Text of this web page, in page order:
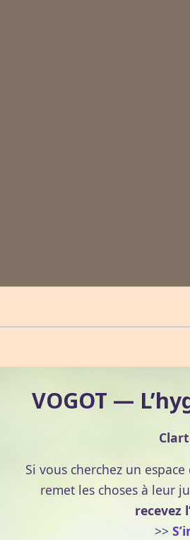
VOGOT —
Si vous cherchez un
remet les choses à leur
recevez
>>